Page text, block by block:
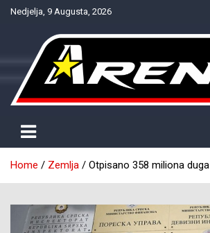
SkipNedjelja, 9 Augusta, 2026
NTV Arena
Home Zemlja Otpisano 358 miliona duga